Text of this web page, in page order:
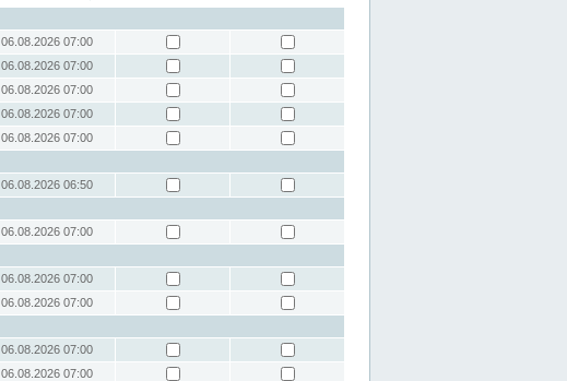
06.08.2026 07:00
06.08.2026 07:00
06.08.2026 07:00
06.08.2026 07:00
06.08.2026 07:00
06.08.2026 06:50
06.08.2026 07:00
06.08.2026 07:00
06.08.2026 07:00
06.08.2026 07:00
06.08.2026 07:00